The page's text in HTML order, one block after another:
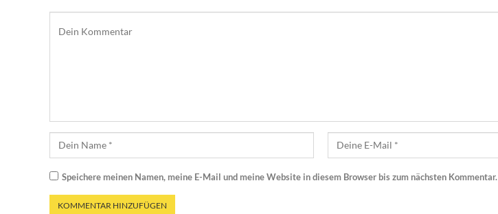
Speichere meinen Namen, meine E-Mail und meine Website in diesem Browser bis zum nächsten Kommentar.